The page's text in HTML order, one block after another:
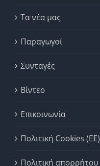
Τα νέα μας
Παραγωγοί
Συνταγές
Βίντεο
Επικοινωνία
Πολιτική Cookies (ΕΕ)
Πολιτική απορρήτου